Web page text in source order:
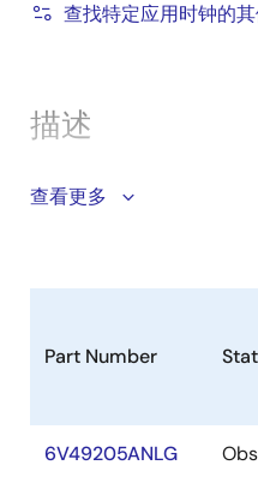
查找特定应用时钟的
描述
The 6V49205A is a main
also provides LP-HCSL
Output
1 – Sys_CCB 3.3V
100M/83.33M/80M/
查看更多
Part Number
6V49205ANLG